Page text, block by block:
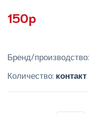
150p
Бренд/производство:
Количество: контакт